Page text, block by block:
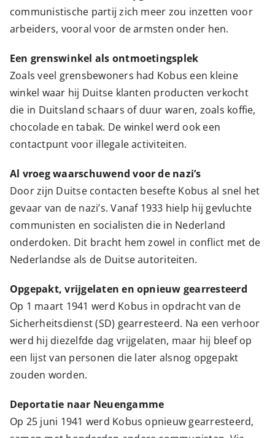
communistische partij zich meer zou inzetten voor
arbeiders, vooral voor de armsten onder hen.
Een grenswinkel als ontmoetingsplek
Zoals veel grensbewoners had Kobus een kleine
winkel waar hij Duitse klanten producten verkocht
die in Duitsland schaars of duur waren, zoals koffie,
chocolade en tabak. De winkel werd ook een
contactpunt voor illegale activiteiten.
Al vroeg waarschuwend voor de nazi’s
Door zijn Duitse contacten besefte Kobus al snel het
gevaar van de nazi’s. Vanaf 1933 hielp hij gevluchte
communisten en socialisten die in Nederland
onderdoken. Dit bracht hem zowel in conflict met de
Nederlandse als de Duitse autoriteiten.
Opgepakt, vrijgelaten en opnieuw gearresteerd
Op 1 maart 1941 werd Kobus in opdracht van de
Sicherheitsdienst (SD) gearresteerd. Na een verhoor
werd hij diezelfde dag vrijgelaten, maar hij bleef op
een lijst van personen die later alsnog opgepakt
zouden worden.
Deportatie naar Neuengamme
Op 25 juni 1941 werd Kobus opnieuw gearresteerd,